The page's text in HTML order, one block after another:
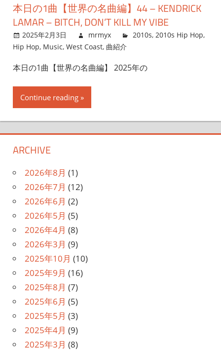
本日の1曲【世界の名曲編】44 – KENDRICK
LAMAR – BITCH, DON’T KILL MY VIBE
2025年2月3日 mrmyx 2010s,2010s Hip Hop,
Hip Hop, Music, West Coast, 曲紹介
本日の1曲【世界の名曲編】 2025年の
Continue reading
ARCHIVE
2026年8月 (1)
2026年7月 (12)
2026年6月 (2)
2026年5月 (5)
2026年4月 (8)
2026年3月 (9)
2025年10月 (10)
2025年9月 (16)
2025年8月 (7)
2025年6月 (5)
2025年5月 (3)
2025年4月 (9)
2025年3月 (8)